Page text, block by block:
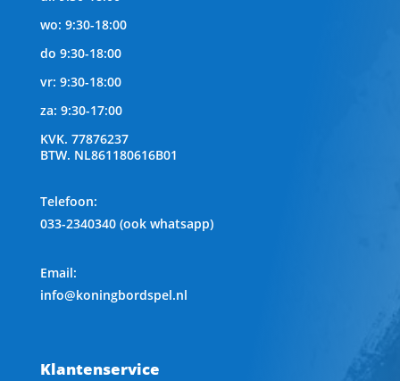
wo: 9:30-18:00
do 9:30-18:00
vr: 9:30-18:00
za: 9:30-17:00
KVK. 77876237
BTW. NL861180616B01
Telefoon:
033-2340340 (ook whatsapp)
Email:
info@koningbordspel.nl
Klantenservice